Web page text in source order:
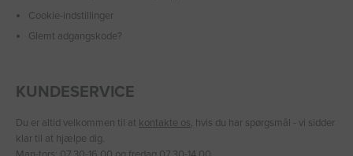
Cookie-indstillinger
Glemt adgangskode?
KUNDESERVICE
Du er altid velkommen til at kontakte os, hvis du har spørgsmål - vi sidder
klar til at hjælpe dig.